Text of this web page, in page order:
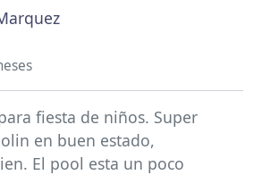
fiesta de niños. Super
en buen estado,
El pool esta un poco